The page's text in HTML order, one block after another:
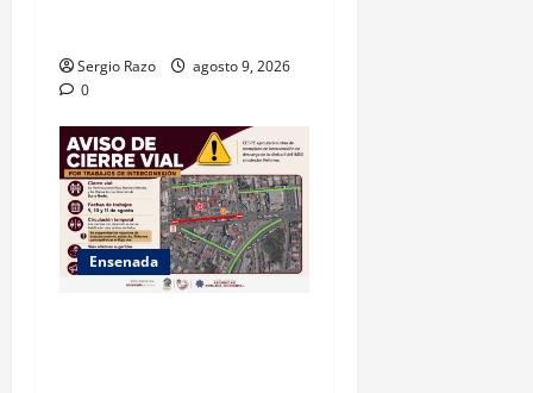
Sergio Razo
agosto 9, 2026
0
Ensenada